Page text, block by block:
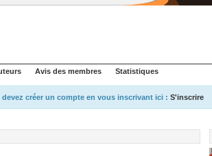
Avis des membres Statistiques
créer un compte en vous inscrivant ici : S'inscrire